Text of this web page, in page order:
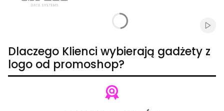
Dlaczego Klienci wybierają gadżety z
logo od promoshop?